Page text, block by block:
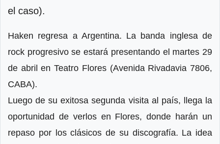
el caso).
Haken regresa a Argentina. La banda inglesa de
rock progresivo se estará presentando el martes 29
de abril en Teatro Flores (Avenida Rivadavia 7806,
CABA).
Luego de su exitosa segunda visita al país, llega la
oportunidad de verlos en Flores, donde harán un
repaso por los clásicos de su discografía. La idea